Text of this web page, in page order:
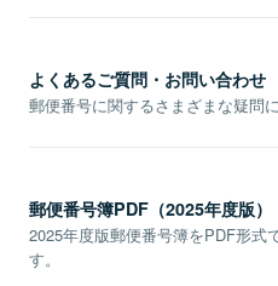
よくあるご質問・お問い合わせ
郵便番号に関するさまざまな疑問
郵便番号簿PDF（2025年度版）
2025年度版郵便番号簿をPDF形式
す。